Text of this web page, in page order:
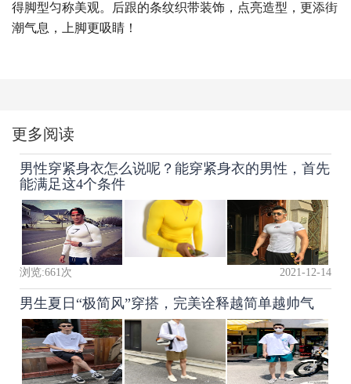
得脚型匀称美观。后跟的条纹织带装饰，点亮造型，更添街
潮气息，上脚更吸睛！
更多阅读
男性穿紧身衣怎么说呢？能穿紧身衣的男性，首先
能满足这4个条件
浏览:661 次 2021-12-14
男生夏日“极简风”穿搭，完美诠释越简单越帅气